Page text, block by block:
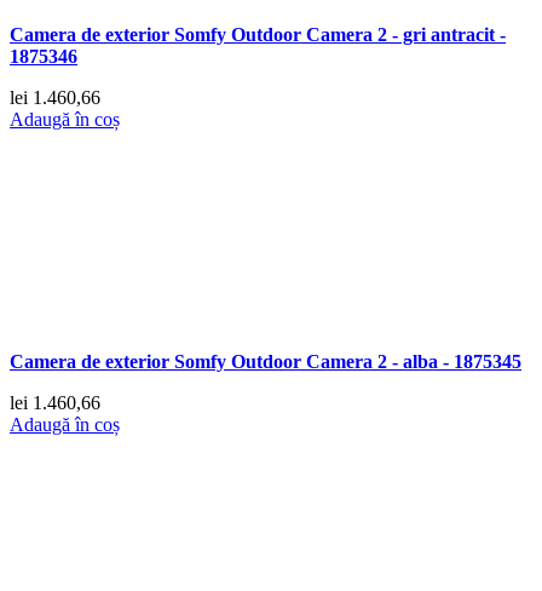
Camera de exterior Somfy Outdoor Camera 2 - gri antracit -
1875346
lei 1.460,66
Adaugă în coș
Camera de exterior Somfy Outdoor Camera 2 - alba - 1875345
lei 1.460,66
Adaugă în coș